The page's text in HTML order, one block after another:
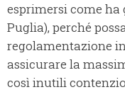
esprimersi come
Puglia), perché
regolamentazione
assicurare la
così inutili